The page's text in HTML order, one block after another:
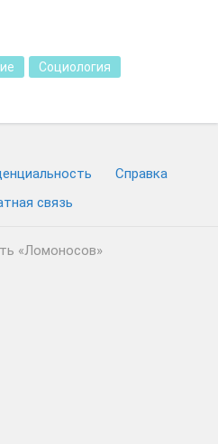
Социология
Cправка
связь
«Ломоносов»